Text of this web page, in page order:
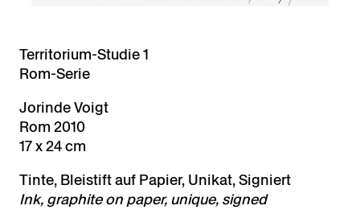
Territorium-Studie 1
Rom-Serie
Jorinde Voigt
Rom 2010
17 x 24 cm
Tinte, Bleistift auf Papier, Unikat, Signiert
Ink, graphite on paper, unique, signed